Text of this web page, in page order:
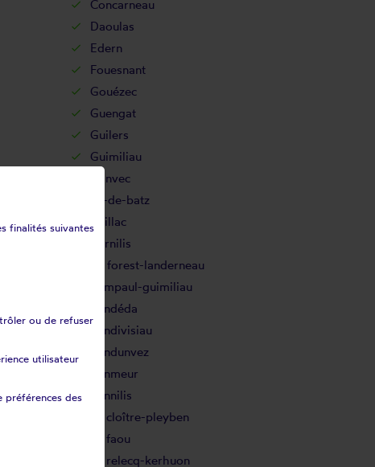
Concarneau
Daoulas
Edern
Fouesnant
Gouézec
Guengat
Guilers
Guimiliau
Hanvec
Île-de-batz
Irvillac
Kernilis
La forest-landerneau
Lampaul-guimiliau
Landéda
Landivisiau
Landunvez
Lanmeur
Lannilis
Le cloître-pleyben
Le faou
Le relecq-kerhuon
finalités suivantes
ou de refuser
utilisateur
préférences des